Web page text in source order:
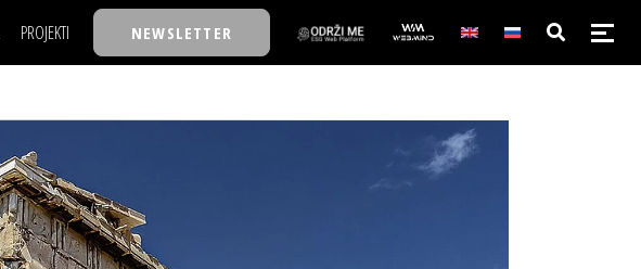
PROJEKTI
30 ISPOD 30
BACK TO OFFICE/SCHOOL
BIZBENDOVI
NEWSLETTER
NAJKOLEGA
30 ISPOD 30
BIZBENDOVI
BIZKOLEGIJUM